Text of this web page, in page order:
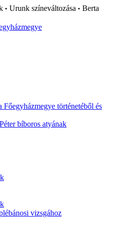
• Urunk színeváltozása • Berta
Főegyházmegye történetéből és
bíboros atyának
vizsgához